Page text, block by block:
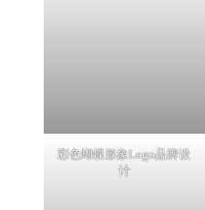
彩色蝴蝶形象Logo品牌设
计